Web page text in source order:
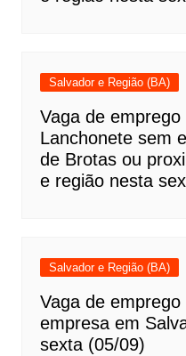
Salvador e Região (BA)
Vaga de
Lanchonete sem
de Brotas ou
e região nesta
Salvador e Região (BA)
Vaga de
empresa em
sexta (05/09)